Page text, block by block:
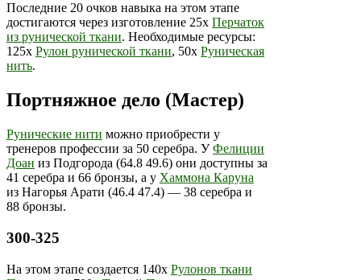
Последние 20 очков навыка на этом этапе
достигаются через изготовление 25х Перчаток
из рунической ткани. Необходимые ресурсы:
125х Рулон рунической ткани, 50х Руническая
нить.
Портняжное дело (Мастер)
Рунические нити можно приобрести у
тренеров профессии за 50 серебра. УФелиции
Доан из Подгорода (64.8 49.6) они доступны за
41 серебра и 66 бронзы, а у Хаммона Каруна
из Нагорья Арати (46.4 47.4) — 38 серебра и
88 бронзы.
300-325
На этом этапе создается 140х Рулонов ткани